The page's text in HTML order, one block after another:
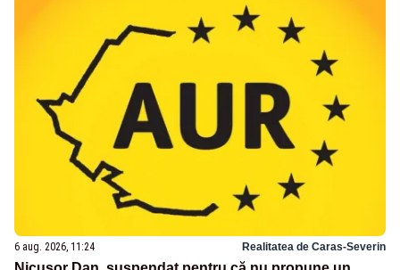
6 aug. 2026, 11:24 Realitatea de Caras-Severin